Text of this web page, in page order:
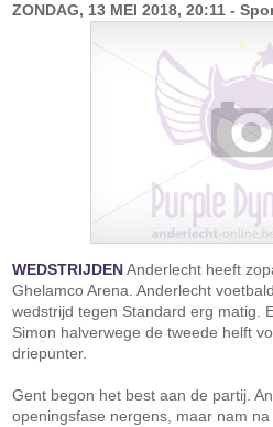
ZONDAG, 13 MEI 2018, 20:11 -
WEDSTRIJDENAnderlecht heeft
Ghelamco Arena. Anderlecht
wedstrijd tegen Standard erg matig.
Simon halverwege de tweede helft
driepunter.
Gent begon het best aan de partij.
openingsfase nergens, maar nam